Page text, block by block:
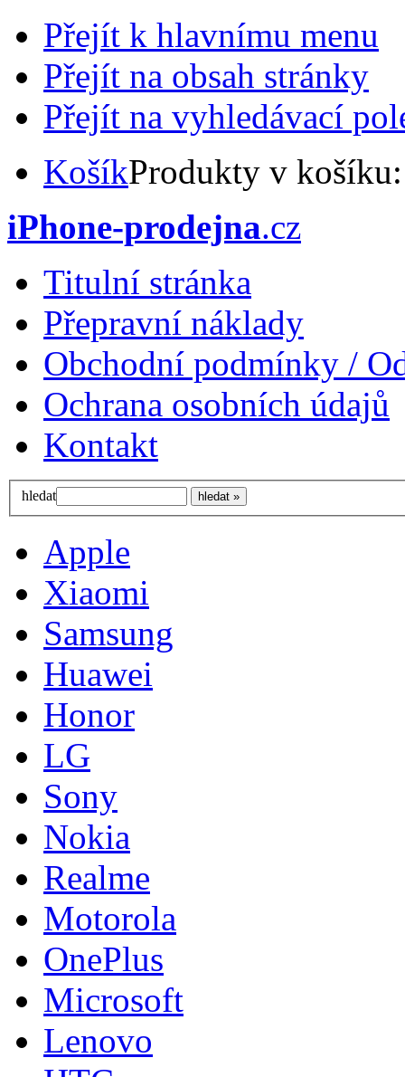
Přejít k hlavnímu menu
Přejít na obsah stránky
Přejít na vyhledávací
KošíkProdukty v
iPhone-prodejna.cz
Titulní stránka
Přepravní náklady
Obchodní podmínky /
Ochrana osobních údajů
Kontakt
hledat
Apple
Xiaomi
Samsung
Huawei
Honor
LG
Sony
Nokia
Realme
Motorola
OnePlus
Microsoft
Lenovo